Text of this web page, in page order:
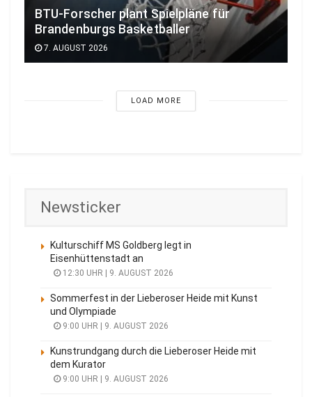
BTU-Forscher plant Spielpläne für
Brandenburgs Basketballer
7. AUGUST 2026
LOAD MORE
Newsticker
Kulturschiff MS Goldberg legt in
Eisenhüttenstadt an
12:30 UHR | 9. AUGUST 2026
Sommerfest in der Lieberoser Heide mit Kunst
und Olympiade
9:00 UHR | 9. AUGUST 2026
Kunstrundgang durch die Lieberoser Heide mit
dem Kurator
9:00 UHR | 9. AUGUST 2026